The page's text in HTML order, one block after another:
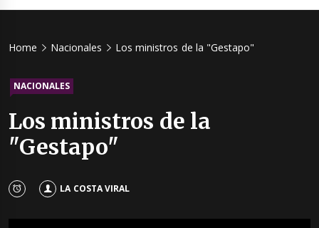
Home Nacionales Los ministros de la "Gestapo"
NACIONALES
Los ministros de la
"Gestapo"
LA COSTA VIRAL